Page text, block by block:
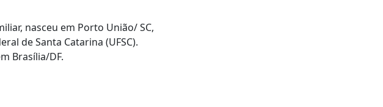
nasceu em Porto União/ SC,
de Santa Catarina (UFSC).
Brasília/DF.